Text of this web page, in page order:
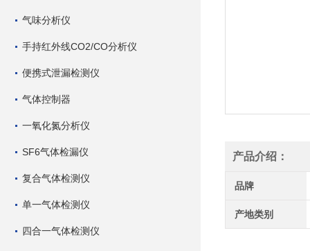
气味分析仪
手持红外线CO2/CO分析仪
便携式泄漏检测仪
气体控制器
一氧化氮分析仪
SF6气体检漏仪
复合气体检测仪
单一气体检测仪
四合一气体检测仪
产品介绍：
品牌
产地类别